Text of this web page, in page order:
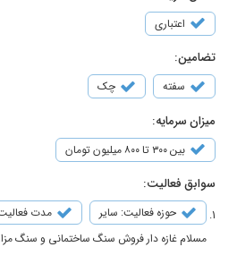
اعتباری
تضامین:
سفته چک
میزان سرمایه:
بین ۳۰۰ تا ۸۰۰ میلیون تومان
سوابق فعالیت:
حوزه فعالیت: سایر
مدت فعالیت: 20
مسلام غازه دار فروش سنگ ساختمانی و سنگ مزار بالای 20سال تو شهر